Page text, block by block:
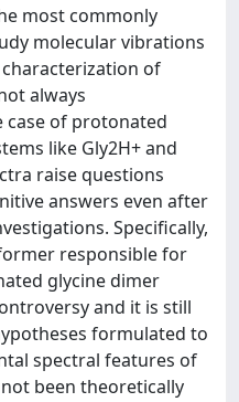
most commonly
molecular vibrations
of
always
of protonated
like Gly2H+ and
raise questions
answers even after
Specifically,
responsible for
glycine dimer
and it is still
formulated to
spectral features of
not been theoretically